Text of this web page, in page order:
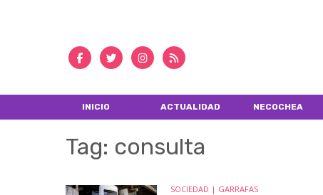
INICIO ACTUALIDAD NECOCHEA
Tag: consulta
SOCIEDAD | GARRAFAS